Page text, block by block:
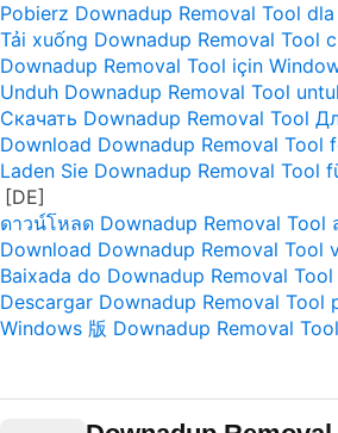
Pobierz Downadup Removal Tool
Tải xuống Downadup Removal Tool
Downadup Removal Tool için
Unduh Downadup Removal Tool
Скачать Downadup Removal Tool
Download Downadup Removal Tool
Laden Sie Downadup Removal Tool
ดาวน์โหลด Downadup Removal Tool
Download Downadup Removal Tool
Baixada do Downadup Removal
Descargar Downadup Removal Tool
Windows 版 Downadup Removal